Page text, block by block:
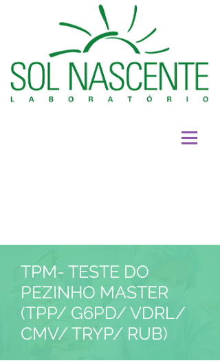
TPM- TESTE DO
PEZINHO MASTER
(TPP/ G6PD/ VDRL/
CMV/ TRYP/ RUB)